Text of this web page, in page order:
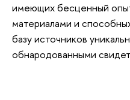
имеющих бесценный
материалами и
базу источников
обнародованными